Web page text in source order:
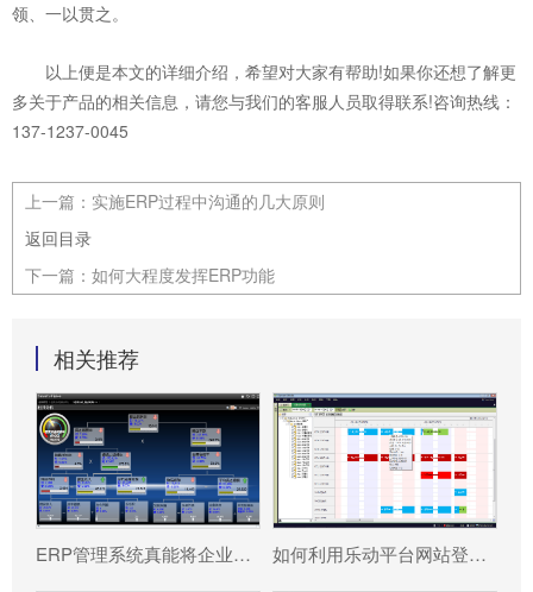
领、一以贯之。
以上便是本文的详细介绍，希望对大家有帮助!如果你还想了解更
多关于产品的相关信息，请您与我们的客服人员取得联系!咨询热线：
137-1237-0045
上一篇： 实施ERP过程中沟通的几大原则
返回目录
下一篇： 如何大程度发挥ERP功能
相关推荐
ERP管理系统真能将企业数据转化为可执行决策吗? 如何利用乐动平台网站登录入口_乐动（中国） 系统更好提升企业运营效率?